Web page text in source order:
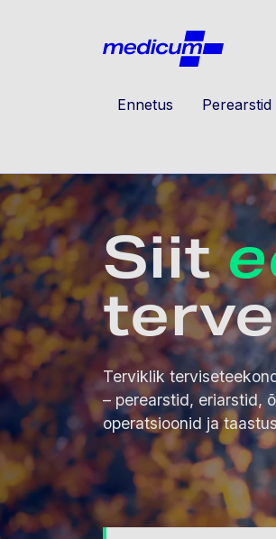
Ennetus Perearstid
Siit
Terviklik
– perearstid, eriarstid,
operatsioonid ja